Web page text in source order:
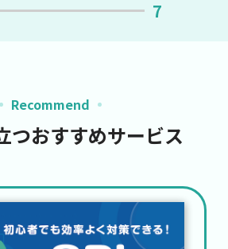
Recommend
つおすすめサービス